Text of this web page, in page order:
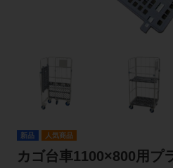
新品 人気商品
カゴ台車1100×800用プ